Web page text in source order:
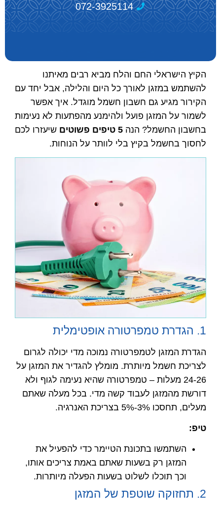
072-3925114
הקיץ הישראלי החם והלח מביא רבים מאיתנו
להשתמש במזגן לאורך כל היום והלילה, אבל יחד עם
הקירור מגיע גם חשבון חשמל מוגדל. איך אפשר
לשמור על המזגן פועל ולהימנע מהפתעות לא נעימות
בחשבון החשמל? הנה 5 טיפים פשוטים שיעזרו לכם
לחסוך בחשמל בקיץ בלי לוותר על הנוחות.
1. הגדרת טמפרטורה אופטימלית
הגדרת המזגן לטמפרטורה נמוכה מדי יכולה לגרום
לצריכת חשמל מיותרת. מומלץ להגדיר את המזגן על
24-26 מעלות – טמפרטורה שהיא נעימה לגוף ולא
דורשת מהמזגן לעבוד קשה מדי. בכל מעלה שאתם
מעלים, תחסכו 3%-5% בצריכת האנרגיה.
טיפ:
השתמשו בתכונת הטיימר כדי להפעיל את
המזגן רק בשעות שאתם באמת צריכים אותו,
וכך תוכלו לשלוט בשעות הפעלה מיותרות.
2. תחזוקה שוטפת של המזגן